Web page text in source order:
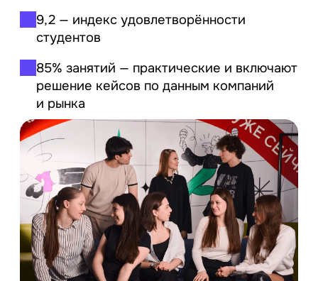
9,2 — индекс удовлетворённости
студентов
85% занятий — практические и включают
решение кейсов по данным компаний
и рынка